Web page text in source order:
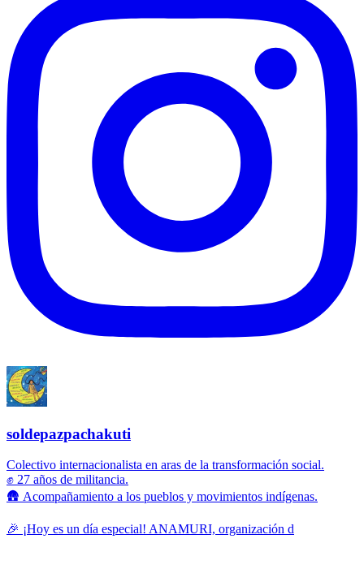
soldepazpachakuti
Colectivo internacionalista en aras de la transformación social.
✊ 27 años de militancia.
🛖 Acompañamiento a los pueblos y movimientos indígenas.
🎉 ¡Hoy es un día especial! ANAMURI, organización d